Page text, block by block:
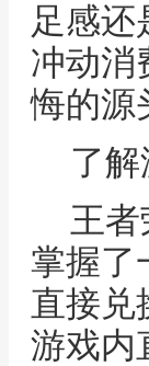
足感还
冲动消
悔的源
了
王
掌握了
直接兑
游戏内